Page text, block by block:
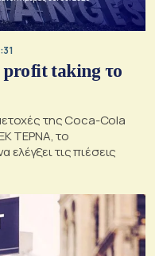
profit taking το
της Coca-Cola
ΤΕΡΝΑ, το
τις πιέσεις